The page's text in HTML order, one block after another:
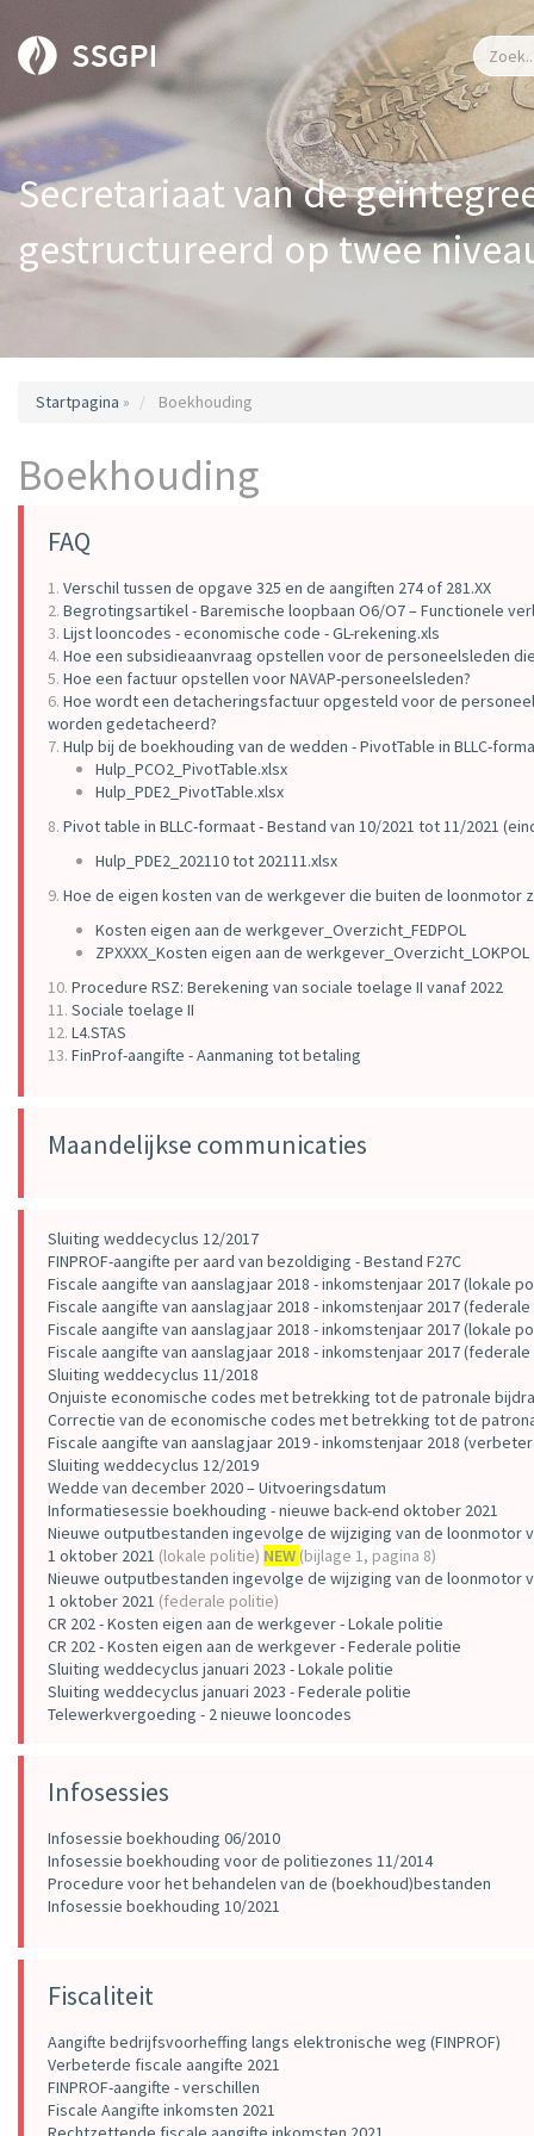
Secretariaat van de
gestructureerd op twee
Startpagina » Boekhouding
Boekhouding
FAQ
1. Verschil tussen de opgave 325 en de aangiften 274 of 281.XX
2. Begrotingsartikel - Baremische loopbaan O6/O7 – Functionele
3. Lijst looncodes - economische code - GL-rekening.xls
4. Hoe een subsidieaanvraag opstellen voor de personeelsleden
5. Hoe een factuur opstellen voor NAVAP-personeelsleden?
6. Hoe wordt een detacheringsfactuur opgesteld voor de
worden gedetacheerd?
7. Hulp bij de boekhouding van de wedden - PivotTable in BLLC-
Hulp_PCO2_PivotTable.xlsx
Hulp_PDE2_PivotTable.xlsx
8. Pivot table in BLLC-formaat - Bestand van 10/2021 tot 11/2021
Hulp_PDE2_202110 tot 202111.xlsx
9. Hoe de eigen kosten van de werkgever die buiten de loonmotor
Kosten eigen aan de werkgever_Overzicht_FEDPOL
ZPXXXX_Kosten eigen aan de werkgever_Overzicht_LOKPOL
10. Procedure RSZ: Berekening van sociale toelage II vanaf 2022
11. Sociale toelage II
12. L4.STAS
13. FinProf-aangifte - Aanmaning tot betaling
Maandelijkse communicaties
Sluiting weddecyclus 12/2017
FINPROF-aangifte per aard van bezoldiging - Bestand F27C
Fiscale aangifte van aanslagjaar 2018 - inkomstenjaar 2017 (lokale
Fiscale aangifte van aanslagjaar 2018 - inkomstenjaar 2017
Fiscale aangifte van aanslagjaar 2018 - inkomstenjaar 2017 (lokale
Fiscale aangifte van aanslagjaar 2018 - inkomstenjaar 2017
Sluiting weddecyclus 11/2018
Onjuiste economische codes met betrekking tot de patronale
Correctie van de economische codes met betrekking tot de
Fiscale aangifte van aanslagjaar 2019 - inkomstenjaar 2018
Sluiting weddecyclus 12/2019
Wedde van december 2020 – Uitvoeringsdatum
Informatiesessie boekhouding - nieuwe back-end oktober 2021
Nieuwe outputbestanden ingevolge de wijziging van de loonmotor
1 oktober 2021 (lokale politie) NEW (bijlage 1, pagina 8)
Nieuwe outputbestanden ingevolge de wijziging van de loonmotor
1 oktober 2021 (federale politie)
CR 202 - Kosten eigen aan de werkgever - Lokale politie
CR 202 - Kosten eigen aan de werkgever - Federale politie
Sluiting weddecyclus januari 2023 - Lokale politie
Sluiting weddecyclus januari 2023 - Federale politie
Telewerkvergoeding - 2 nieuwe looncodes
Infosessies
Infosessie boekhouding 06/2010
Infosessie boekhouding voor de politiezones 11/2014
Procedure voor het behandelen van de (boekhoud)bestanden
Infosessie boekhouding 10/2021
Fiscaliteit
Aangifte bedrijfsvoorheffing langs elektronische weg (FINPROF)
Verbeterde fiscale aangifte 2021
FINPROF-aangifte - verschillen
Fiscale Aangifte inkomsten 2021